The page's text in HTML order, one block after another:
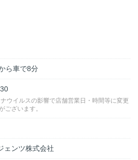
ら車で8分
ウイルスの影響で店舗営業日・時間等に変更
ございます。
ェンツ株式会社